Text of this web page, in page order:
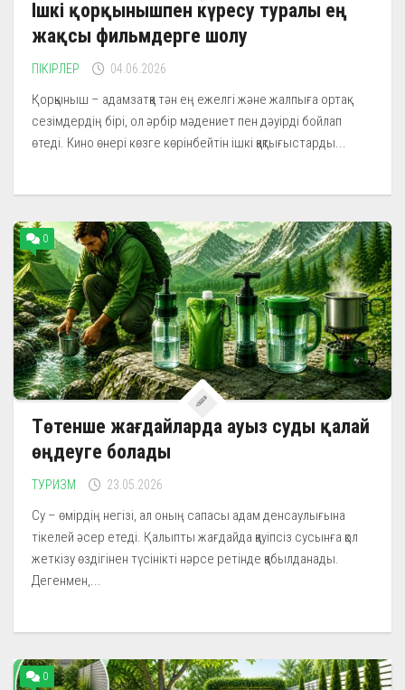
Ішкі қорқынышпен күресу туралы ең
жақсы фильмдерге шолу
ПІКІРЛЕР 04.06.2026
Қорқыныш – адамзатқа тән ең ежелгі және жалпыға ортақ
сезімдердің бірі, ол әрбір мәдениет пен дәуірді бойлап
өтеді. Кино өнері көзге көрінбейтін ішкі қақтығыстарды...
0
Төтенше жағдайларда ауыз суды қалай
өңдеуге болады
ТУРИЗМ 23.05.2026
Су – өмірдің негізі, ал оның сапасы адам денсаулығына
тікелей әсер етеді. Қалыпты жағдайда қауіпсіз сусынға қол
жеткізу өздігінен түсінікті нәрсе ретінде қабылданады.
Дегенмен,...
0